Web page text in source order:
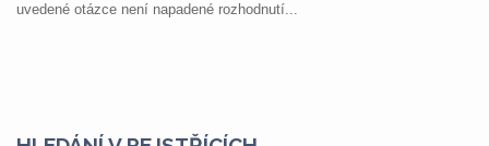
uvedené otázce není napadené rozhodnutí...